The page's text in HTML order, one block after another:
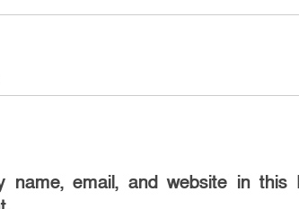
name, email, and website in